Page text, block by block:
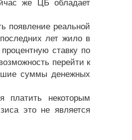
же ЦБ обладает
появление реальной
лет жило в
ставку по
перейти к
суммы денежных
платить некоторым
это не является